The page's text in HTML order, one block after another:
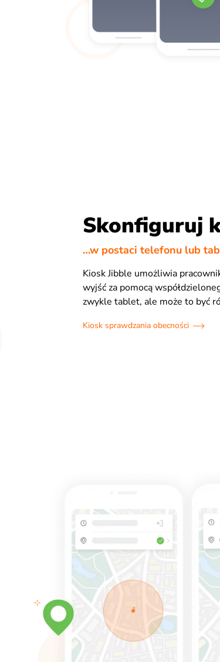
Skonfiguruj
…w postaci telefonu lub
Kiosk Jibble umożliwia
wyjść za pomocą
zwykle tablet, ale może to być
Kiosk sprawdzania obecności